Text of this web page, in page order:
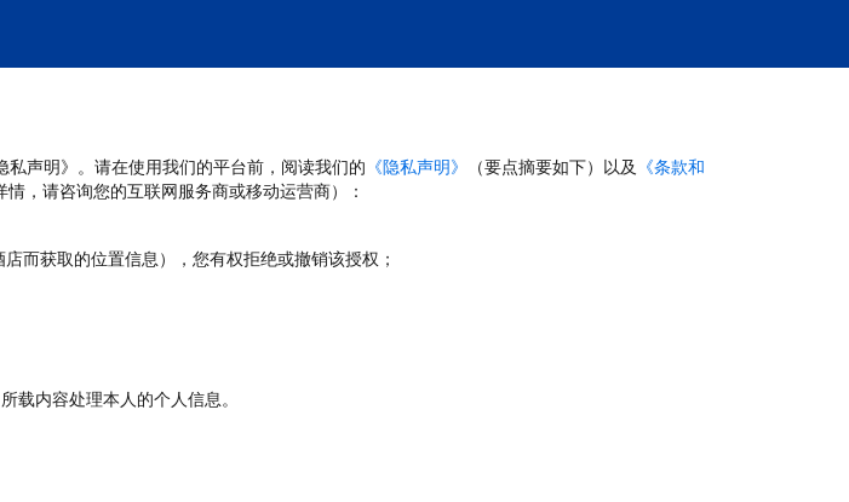
声明》。请在使用我们的平台前，阅读我们的 《隐私声明》 （要点摘要如下）以及 《条款和
，请咨询您的互联网服务商或移动运营商）：
而获取的位置信息），您有权拒绝或撤销该授权；
所载内容处理本人的个人信息。